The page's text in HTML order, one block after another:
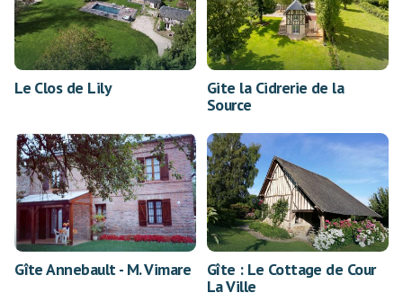
Le Clos de Lily
Gite la Cidrerie de la
Source
Gîte Annebault - M. Vimare
Gîte : Le Cottage de Cour
La Ville